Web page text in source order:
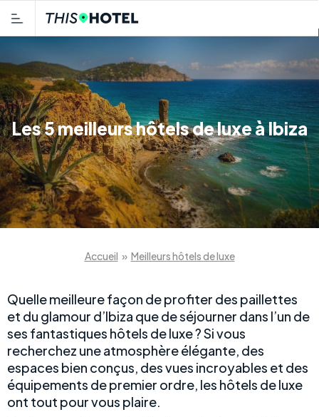
Les 5 meilleurs hôtels de luxe à Ibiza
Accueil » Meilleurs hôtels de luxe
Quelle meilleure façon de profiter des paillettes
et du glamour d’Ibiza que de séjourner dans l’un de
ses fantastiques hôtels de luxe ? Si vous
recherchez une atmosphère élégante, des
espaces bien conçus, des vues incroyables et des
équipements de premier ordre, les hôtels de luxe
ont tout pour vous plaire.